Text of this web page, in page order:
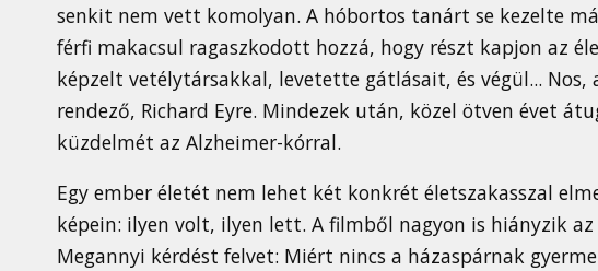
senkit nem vett komolyan. A hóbortos tanárt se kezelte
férfi makacsul ragaszkodott hozzá, hogy részt kapjon az
képzelt vetélytársakkal, levetette gátlásait, és végül...
rendező, Richard Eyre. Mindezek után, közel ötven évet
küzdelmét az Alzheimer-kórral.
Egy ember életét nem lehet két konkrét életszakasszal
képein: ilyen volt, ilyen lett. A filmből nagyon is hiányzik
Megannyi kérdést felvet: Miért nincs a házaspárnak